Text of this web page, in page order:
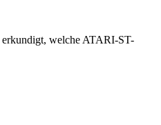
erkundigt, welche ATARI-ST-